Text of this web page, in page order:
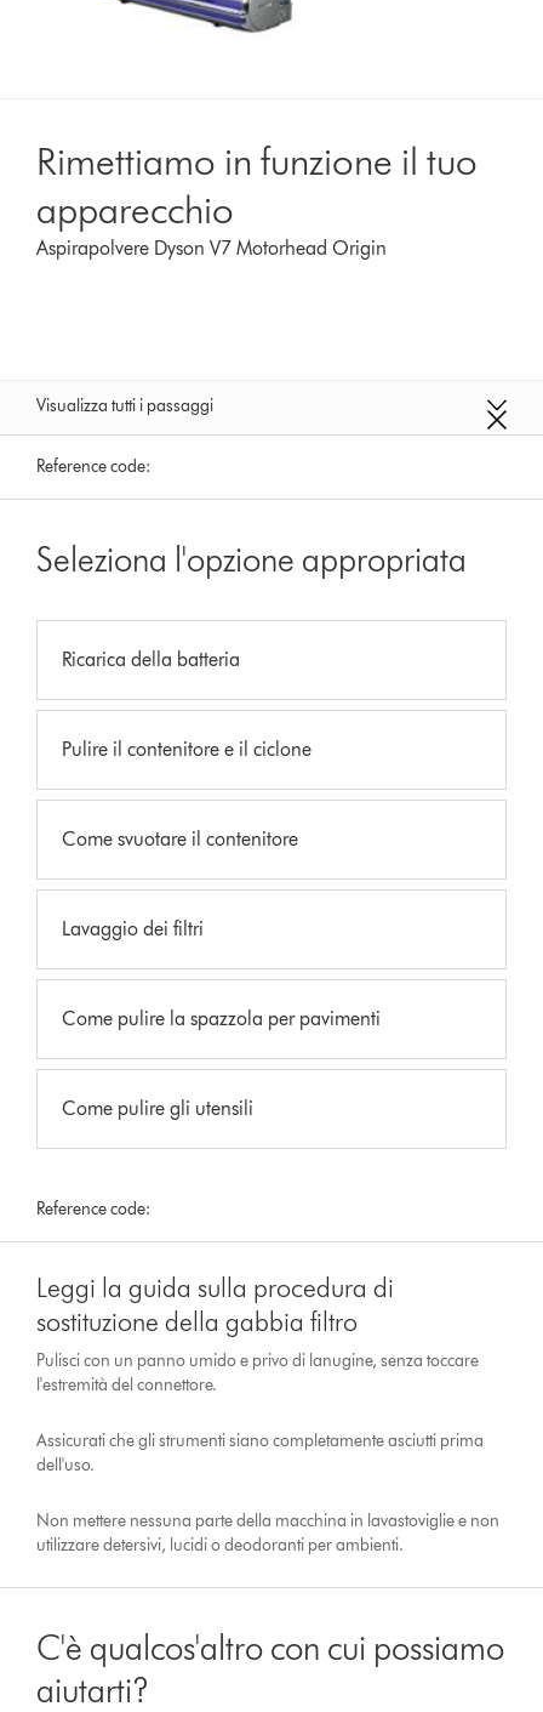
Rimettiamo in funzione il tuo
apparecchio
Aspirapolvere Dyson V7 Motorhead Origin
Visualizza tutti i passaggi
Reference code:
Seleziona l'opzione appropriata
Ricarica della batteria
Pulire il contenitore e il ciclone
Come svuotare il contenitore
Lavaggio dei filtri
Come pulire la spazzola per pavimenti
Come pulire gli utensili
Reference code:
Leggi la guida sulla procedura di
sostituzione della gabbia filtro
Pulisci con un panno umido e privo di lanugine, senza toccare
l'estremità del connettore.
Assicurati che gli strumenti siano completamente asciutti prima
dell'uso.
Non mettere nessuna parte della macchina in lavastoviglie e non
utilizzare detersivi, lucidi o deodoranti per ambienti.
C'è qualcos'altro con cui possiamo
aiutarti?